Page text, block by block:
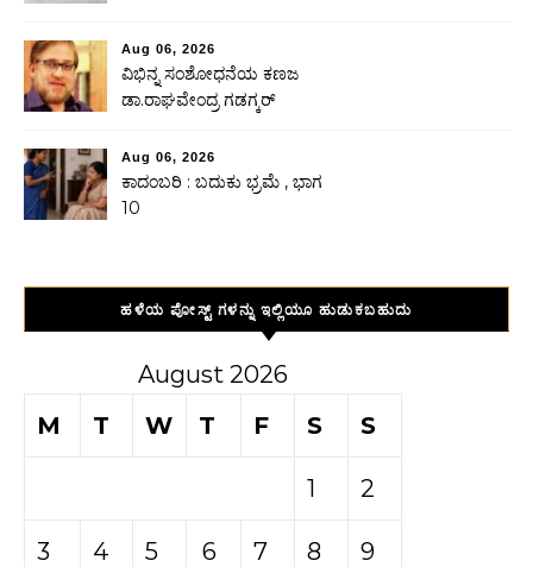
Aug 06, 2026
ವಿಭಿನ್ನ ಸಂಶೋಧನೆಯ ಕಣಜ
ಡಾ.ರಾಘವೇಂದ್ರ ಗಡಗ್ಕರ್
Aug 06, 2026
ಕಾದಂಬರಿ : ಬದುಕು ಭ್ರಮೆ , ಭಾಗ
10
ಹಳೆಯ ಪೋಸ್ಟ್ ಗಳನ್ನು ಇಲ್ಲಿಯೂ ಹುಡುಕಬಹುದು
August 2026
M
T W T F S S
1 2
3 4 5 6 7 8 9